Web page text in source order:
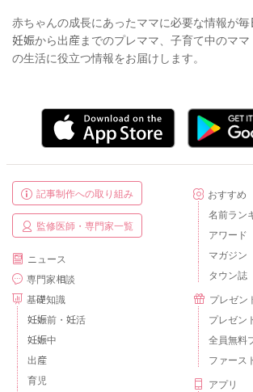
赤ちゃんの成長にあったママに必要な情報が毎
妊娠から出産までのプレママ、子育て中のマ
の生活に役立つ情報をお届けします。
記事制作への取り組み
監修医師・専門家一覧
ニュース
専門家相談
基礎知識
妊娠前・妊活
妊娠中
出産
育児
おすすめ
名前ラン
アワード
マガジン
タウン誌
プレゼン
プレゼン
全員無料
ファース
アプリ